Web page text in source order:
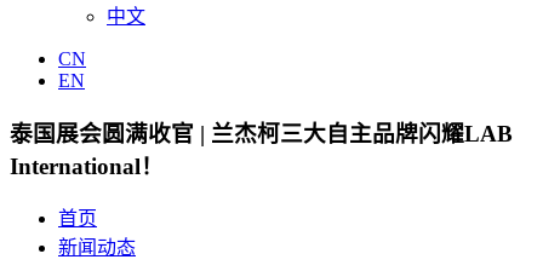
中文
CN
EN
泰国展会圆满收官 | 兰杰柯三大自主品牌闪耀LAB
International！
首页
新闻动态